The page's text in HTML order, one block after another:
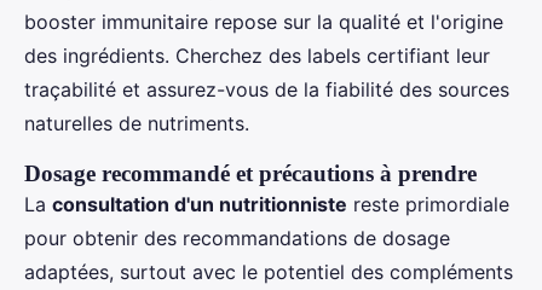
booster immunitaire repose sur la qualité et l'origine
des ingrédients. Cherchez des labels certifiant leur
traçabilité et assurez-vous de la fiabilité des sources
naturelles de nutriments.
Dosage recommandé et précautions à prendre
La consultation d'un nutritionniste reste primordiale
pour obtenir des recommandations de dosage
adaptées, surtout avec le potentiel des compléments